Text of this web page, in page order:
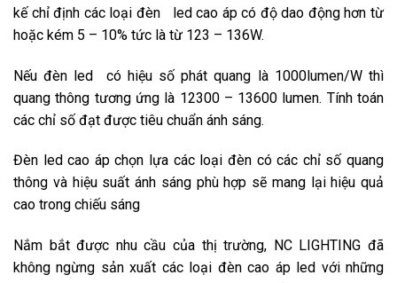
kế chỉ định các loại đèn led cao áp có độ dao động hơn từ
hoặc kém 5 – 10% tức là từ 123 – 136W.
Nếu đèn led có hiệu số phát quang là 1000lumen/W thì
quang thông tương ứng là 12300 – 13600 lumen. Tính toán
các chỉ số đạt được tiêu chuẩn ánh sáng.
Đèn led cao áp chọn lựa các loại đèn có các chỉ số quang
thông và hiệu suất ánh sáng phù hợp sẽ mang lại hiệu quả
cao trong chiếu sáng
Nắm bắt được nhu cầu của thị trường, NC LIGHTING đã
không ngừng sản xuất các loại đèn cao áp led với những